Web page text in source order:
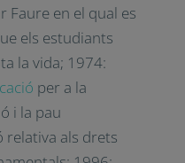
Faure en el qual es
els estudiants
la vida; 1974:
per a la
i la pau
relativa als drets